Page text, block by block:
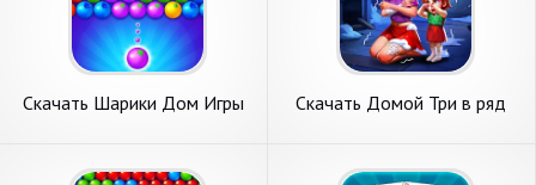
Скачать Шарики Дом Игры
Андроид
Скачать Домой Три в ряд
Андроид